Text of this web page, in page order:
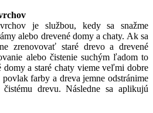
je službou, kedy sa snažme
alebo drevené domy a chaty. Ak sa
zrenovovať staré drevo a drevené
alebo čistenie suchým ľadom to
domy a staré chaty vieme veľmi dobre
farby a dreva jemne odstránime
drevu. Následne sa aplikujú